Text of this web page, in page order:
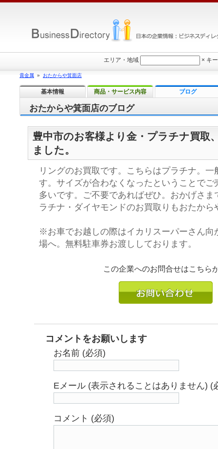
おたからや箕面店のブログ
豊中市のお客様より金・プラチナ買取
ました。
リングのお買取です。こちらはプラチナ。一
す。サイズが合わなくなったということでご
多いです。ご不要であればぜひ。おかげさま
ラチナ・ダイヤモンドのお買取りもおたから
※お車でお越しの際はイカリスーパーさん向
場へ。無料駐車券お渡ししております。
この企業へのお問合せはこちら
コメントをお願いします
お名前 (必須)
Eメール (表示されることはありません) (
コメント (必須)
エリア・地域 × キ
貴金属 » おたからや箕面店
基本情報 商品・サービス内容 ブログ